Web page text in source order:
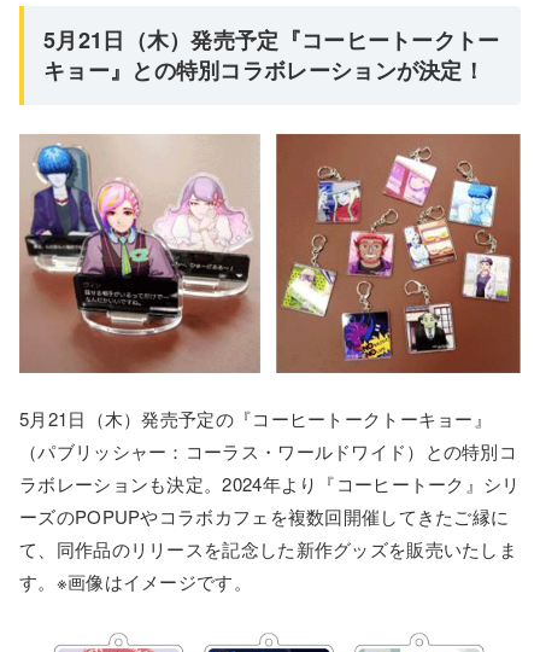
5月21日（木）発売予定『コーヒートークトー
キョー』との特別コラボレーションが決定！
5月21日（木）発売予定の『コーヒートークトーキョー』
（パブリッシャー：コーラス・ワールドワイド）との特別コ
ラボレーションも決定。2024年より『コーヒートーク』シリ
ーズのPOPUPやコラボカフェを複数回開催してきたご縁に
て、同作品のリリースを記念した新作グッズを販売いたしま
す。※画像はイメージです。